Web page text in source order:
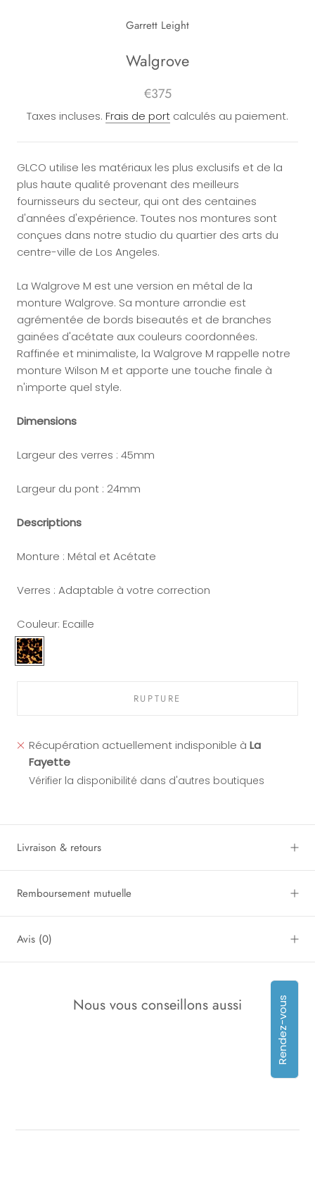
Rendez-vous
Garrett Leight
Walgrove
€375
Taxes incluses. Frais de port calculés au paiement.
GLCO utilise les matériaux les plus exclusifs et de la
plus haute qualité provenant des meilleurs
fournisseurs du secteur, qui ont des centaines
d'années d'expérience. Toutes nos montures sont
conçues dans notre studio du quartier des arts du
centre-ville de Los Angeles.
La Walgrove M est une version en métal de la
monture Walgrove. Sa monture arrondie est
agrémentée de bords biseautés et de branches
gainées d'acétate aux couleurs coordonnées.
Raffinée et minimaliste, la Walgrove M rappelle notre
monture Wilson M et apporte une touche finale à
n'importe quel style.
Dimensions
Largeur des verres : 45mm
Largeur du pont : 24mm
Descriptions
Monture : Métal et Acétate
Verres : Adaptable à votre correction
Couleur: Ecaille
Ecaille
RUPTURE
Récupération actuellement indisponible à La
Fayette
Vérifier la disponibilité dans d'autres boutiques
Livraison & retours
Remboursement mutuelle
Avis (0)
Nous vous conseillons aussi